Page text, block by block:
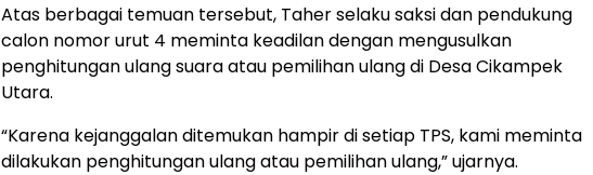
Atas berbagai temuan tersebut, Taher selaku saksi dan pendukung
calon nomor urut 4 meminta keadilan dengan mengusulkan
penghitungan ulang suara atau pemilihan ulang di Desa Cikampek
Utara.
“Karena kejanggalan ditemukan hampir di setiap TPS, kami meminta
dilakukan penghitungan ulang atau pemilihan ulang,” ujarnya.